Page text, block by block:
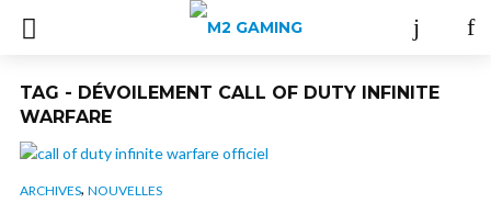
TAG - DÉVOILEMENT CALL OF DUTY INFINITE
WARFARE
ARCHIVES, NOUVELLES